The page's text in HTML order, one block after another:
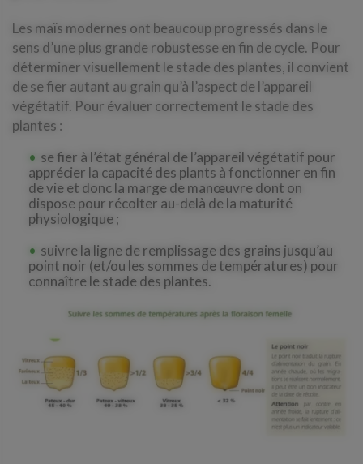
Les maïs modernes ont beaucoup progressés dans le
sens d’une plus grande robustesse en fin de cycle. Pour
déterminer visuellement le stade des plantes, il convient
de se fier autant au grain qu’à l’aspect de l’appareil
végétatif. Pour évaluer correctement le stade des
plantes :
se fier à l’état général de l’appareil végétatif pour
apprécier la capacité des plants à fonctionner en fin
de vie et donc la marge de manœuvre dont on
dispose pour récolter au-delà de la maturité
physiologique ;
suivre la ligne de remplissage des grains jusqu’au
point noir (et/ou les sommes de températures) pour
connaître le stade des plantes.